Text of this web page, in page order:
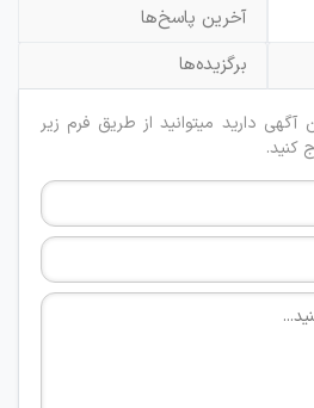
آخرین پاسخ‌ها
برگزیده‌ها
آگهی دارید میتوانید از طریق فرم زیر
کنید.